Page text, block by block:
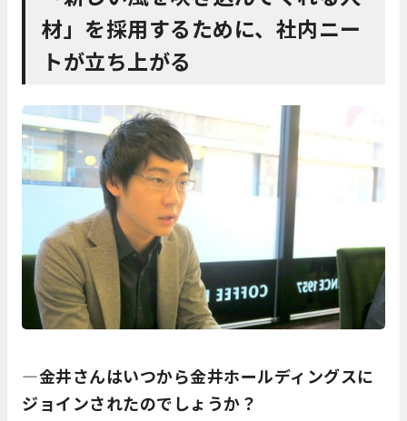
材」を採用するために、社内ニー
トが立ち上がる
―金井さんはいつから金井ホールディングスに
ジョインされたのでしょうか？